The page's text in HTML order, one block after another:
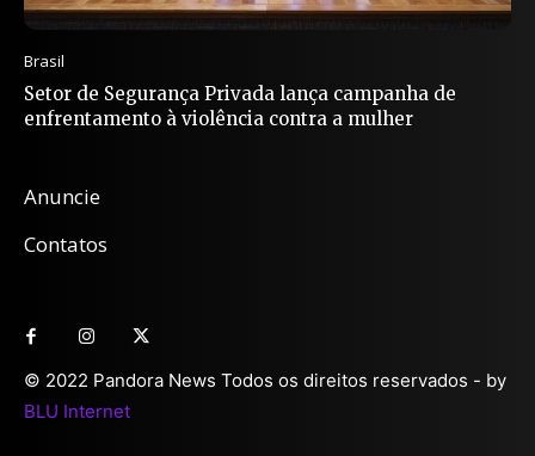
Brasil
Setor de Segurança Privada lança campanha de
enfrentamento à violência contra a mulher
Anuncie
Contatos
© 2022 Pandora News Todos os direitos reservados - by
BLU Internet